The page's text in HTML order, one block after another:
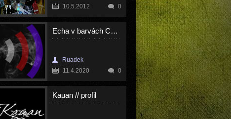
10.5.2012
0
Echa v barvách CZ scény 01
Ruadek
11.4.2020
0
Kauan // profil